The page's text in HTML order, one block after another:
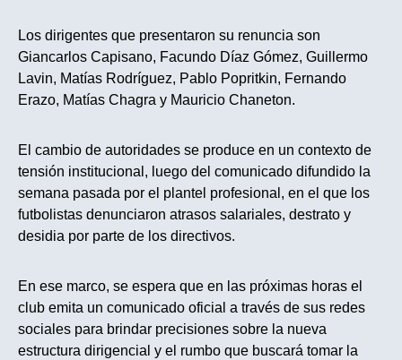
Los dirigentes que presentaron su renuncia son
Giancarlos Capisano, Facundo Díaz Gómez, Guillermo
Lavin, Matías Rodríguez, Pablo Popritkin, Fernando
Erazo, Matías Chagra y Mauricio Chaneton.
El cambio de autoridades se produce en un contexto de
tensión institucional, luego del comunicado difundido la
semana pasada por el plantel profesional, en el que los
futbolistas denunciaron atrasos salariales, destrato y
desidia por parte de los directivos.
En ese marco, se espera que en las próximas horas el
club emita un comunicado oficial a través de sus redes
sociales para brindar precisiones sobre la nueva
estructura dirigencial y el rumbo que buscará tomar la